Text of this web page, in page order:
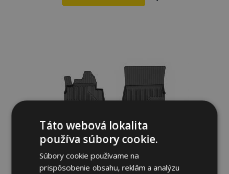
prianí
Táto webová lokalita
používa súbory cookie.
Súbory cookie používame na
prispôsobenie obsahu, reklám a analýzu